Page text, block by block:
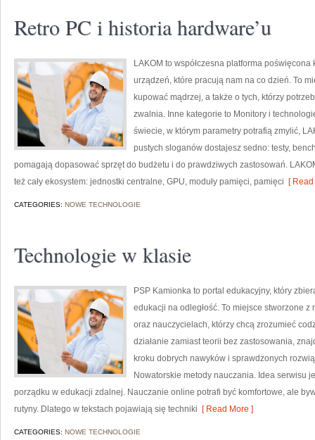
Retro PC i historia hardware’u
LAKOM to współczesna platforma
urządzeń, które pracują nam na co dzień. To
kupować mądrzej, a także o tych, którzy
zwalnia. Inne kategorie to Monitory i
świecie, w którym parametry potrafią zmylić,
pustych sloganów dostajesz sedno: testy,
pomagają dopasować sprzęt do budżetu i do prawdziwych zastosowań.
też cały ekosystem: jednostki centralne, GPU, moduły pamięci, pamięci [
CATEGORIES: NOWE TECHNOLOGIE
Technologie w klasie
PSP Kamionka to portal edukacyjny, który
edukacji na odległość. To miejsce stworzone
oraz nauczycielach, którzy chcą zrozumieć
działanie zamiast teorii bez zastosowania,
kroku dobrych nawyków i sprawdzonych
Nowatorskie metody nauczania. Idea serwisu
porządku w edukacji zdalnej. Nauczanie online potrafi być komfortowe, ale
rutyny. Dlatego w tekstach pojawiają się techniki [ Read More ]
CATEGORIES: NOWE TECHNOLOGIE